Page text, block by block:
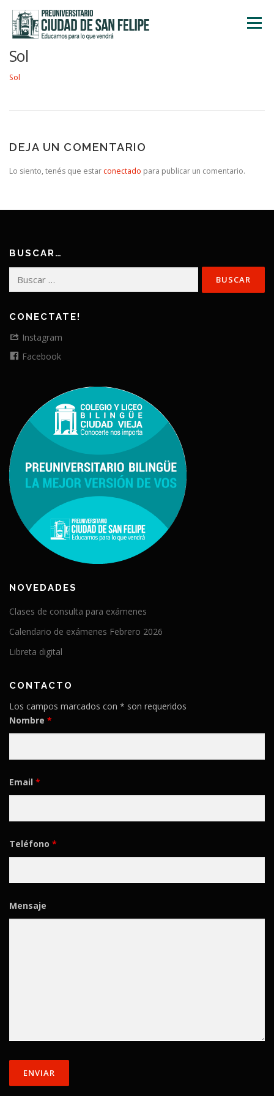
contenido
Menú
Sol
Sol
DEJA UN COMENTARIO
Lo siento, tenés que estar conectado para publicar un comentario.
BUSCAR…
CONECTATE!
Instagram
Facebook
NOVEDADES
Clases de consulta para exámenes
Calendario de exámenes Febrero 2026
Libreta digital
CONTACTO
Los campos marcados con * son requeridos
Nombre *
Email *
Teléfono *
Mensaje